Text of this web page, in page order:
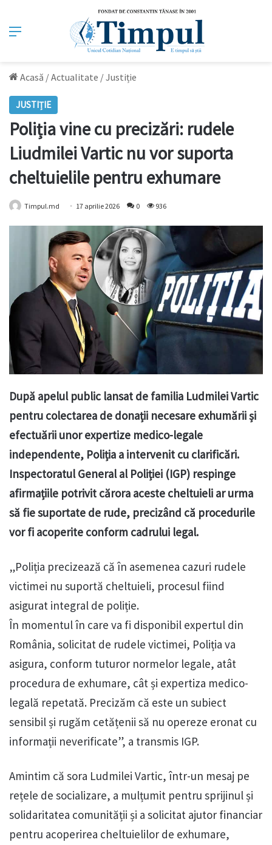
Meniu
Acasă /Actualitate /Justiție
JUSTIȚIE
Poliția vine cu precizări: rudele
Liudmilei Vartic nu vor suporta
cheltuielile pentru exhumare
Timpul.md 17 aprilie 2026 0 936
După apelul public lansat de familia Ludmilei Vartic
pentru colectarea de donații necesare exhumării și
efectuării unor expertize medico-legale
independente, Poliția a intervenit cu clarificări.
Inspectoratul General al Poliției (IGP) respinge
afirmațiile potrivit cărora aceste cheltuieli ar urma
să fie suportate de rude, precizând că procedurile
vor fi acoperite conform cadrului legal.
„Poliția precizează că în asemenea cazuri rudele
victimei nu suportă cheltuieli, procesul fiind
asigurat integral de poliție.
În momentul în care va fi disponibil expertul din
România, solicitat de rudele victimei, Poliția va
asigura, conform tuturor normelor legale, atât
procedura de exhumare, cât și expertiza medico-
legală repetată. Precizăm că este un subiect
sensibil și rugăm cetățenii să nu opereze eronat cu
informații neverificate”, a transmis IGP.
Amintim că sora Ludmilei Vartic, într-un mesaj pe
rețele de socializare, a mulțumit pentru sprijinul și
solidaritatea comunității și a solicitat ajutor financiar
pentru acoperirea cheltuielilor de exhumare,